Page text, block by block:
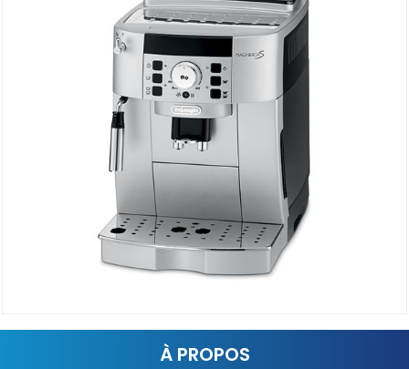
DÉTAILS
À PROPOS